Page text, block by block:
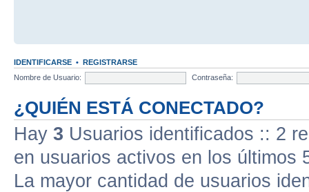
IDENTIFICARSE • REGISTRARSE
Nombre de Usuario:
Contraseña:
¿QUIÉN ESTÁ CONECTADO?
Hay 3 Usuarios identificados :: 2
en usuarios activos en los últimos
La mayor cantidad de usuarios